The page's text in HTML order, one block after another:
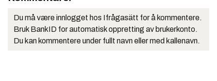
Du må være innlogget hos Ifrågasätt for å kommentere.
Bruk BankID for automatisk oppretting av brukerkonto.
Du kan kommentere under fullt navn eller med kallenavn.